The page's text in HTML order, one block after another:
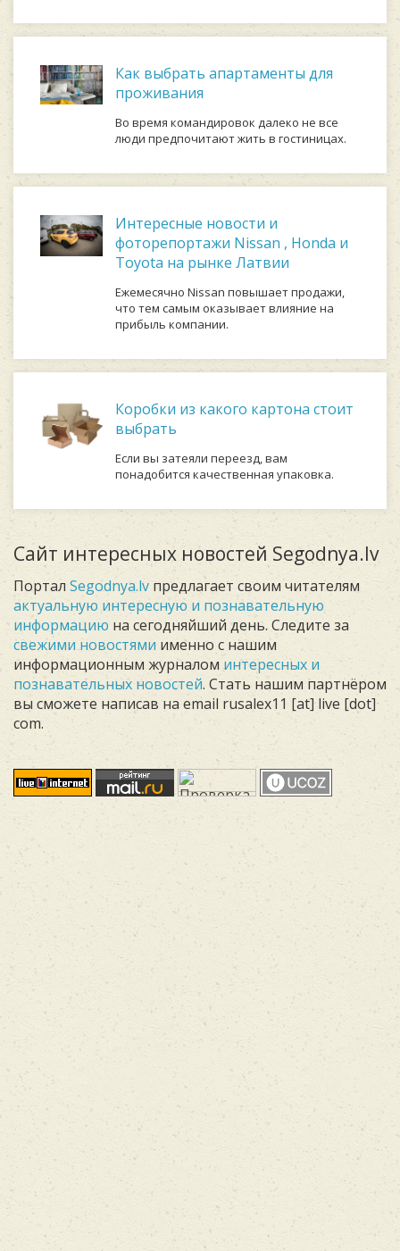
Как выбрать апартаменты для
проживания
Во время командировок далеко не все
люди предпочитают жить в гостиницах.
Интересные новости и
фоторепортажи Nissan , Honda и
Toyota на рынке Латвии
Ежемесячно Nissan повышает продажи,
что тем самым оказывает влияние на
прибыль компании.
Коробки из какого картона стоит
выбрать
Если вы затеяли переезд, вам
понадобится качественная упаковка.
Сайт интересных новостей Segodnya.lv
Портал Segodnya.lv предлагает своим читателям
актуальную интересную и познавательную
информацию на сегодняйший день. Следите за
свежими новостями именно с нашим
информационным журналом интересных и
познавательных новостей. Стать нашим партнёром
вы сможете написав на email rusalex11 [at] live [dot]
com.